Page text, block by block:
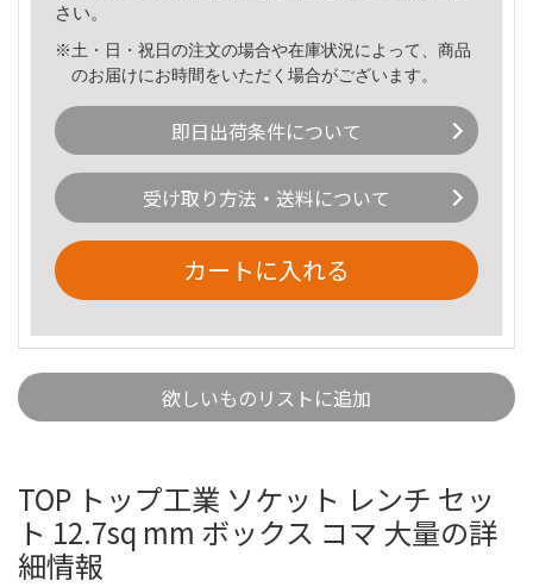
さい。
※土・日・祝日の注文の場合や在庫状況によって、商品
のお届けにお時間をいただく場合がございます。
即日出荷条件について
受け取り方法・送料について
カートに入れる
欲しいものリストに追加
TOP トップ工業 ソケット レンチ セッ
ト 12.7sq mm ボックス コマ 大量の詳
細情報